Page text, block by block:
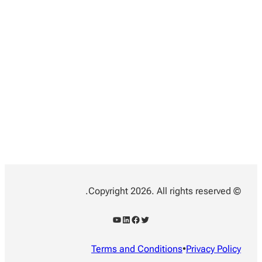
© Copyright 2026. All rights reserved.
Twitter
Facebook
LinkedIn
YouTube
Privacy Policy
•
Terms and Conditions